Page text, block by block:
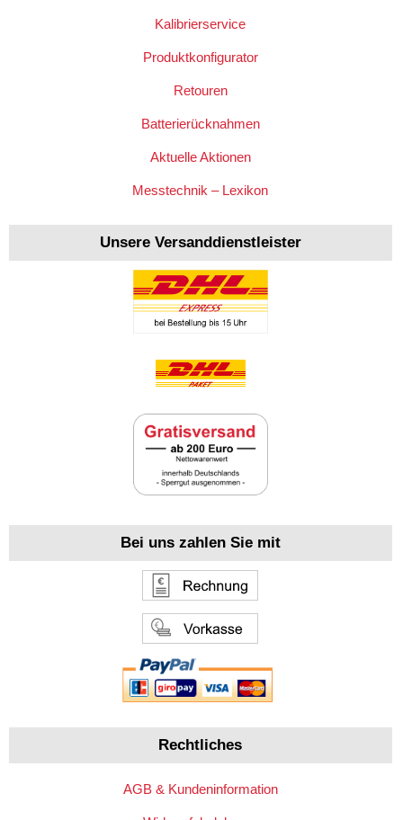
Kalibrierservice
Produktkonfigurator
Retouren
Batterierücknahmen
Aktuelle Aktionen
Messtechnik – Lexikon
Unsere Versanddienstleister
Bei uns zahlen Sie mit
Rechtliches
AGB & Kundeninformation